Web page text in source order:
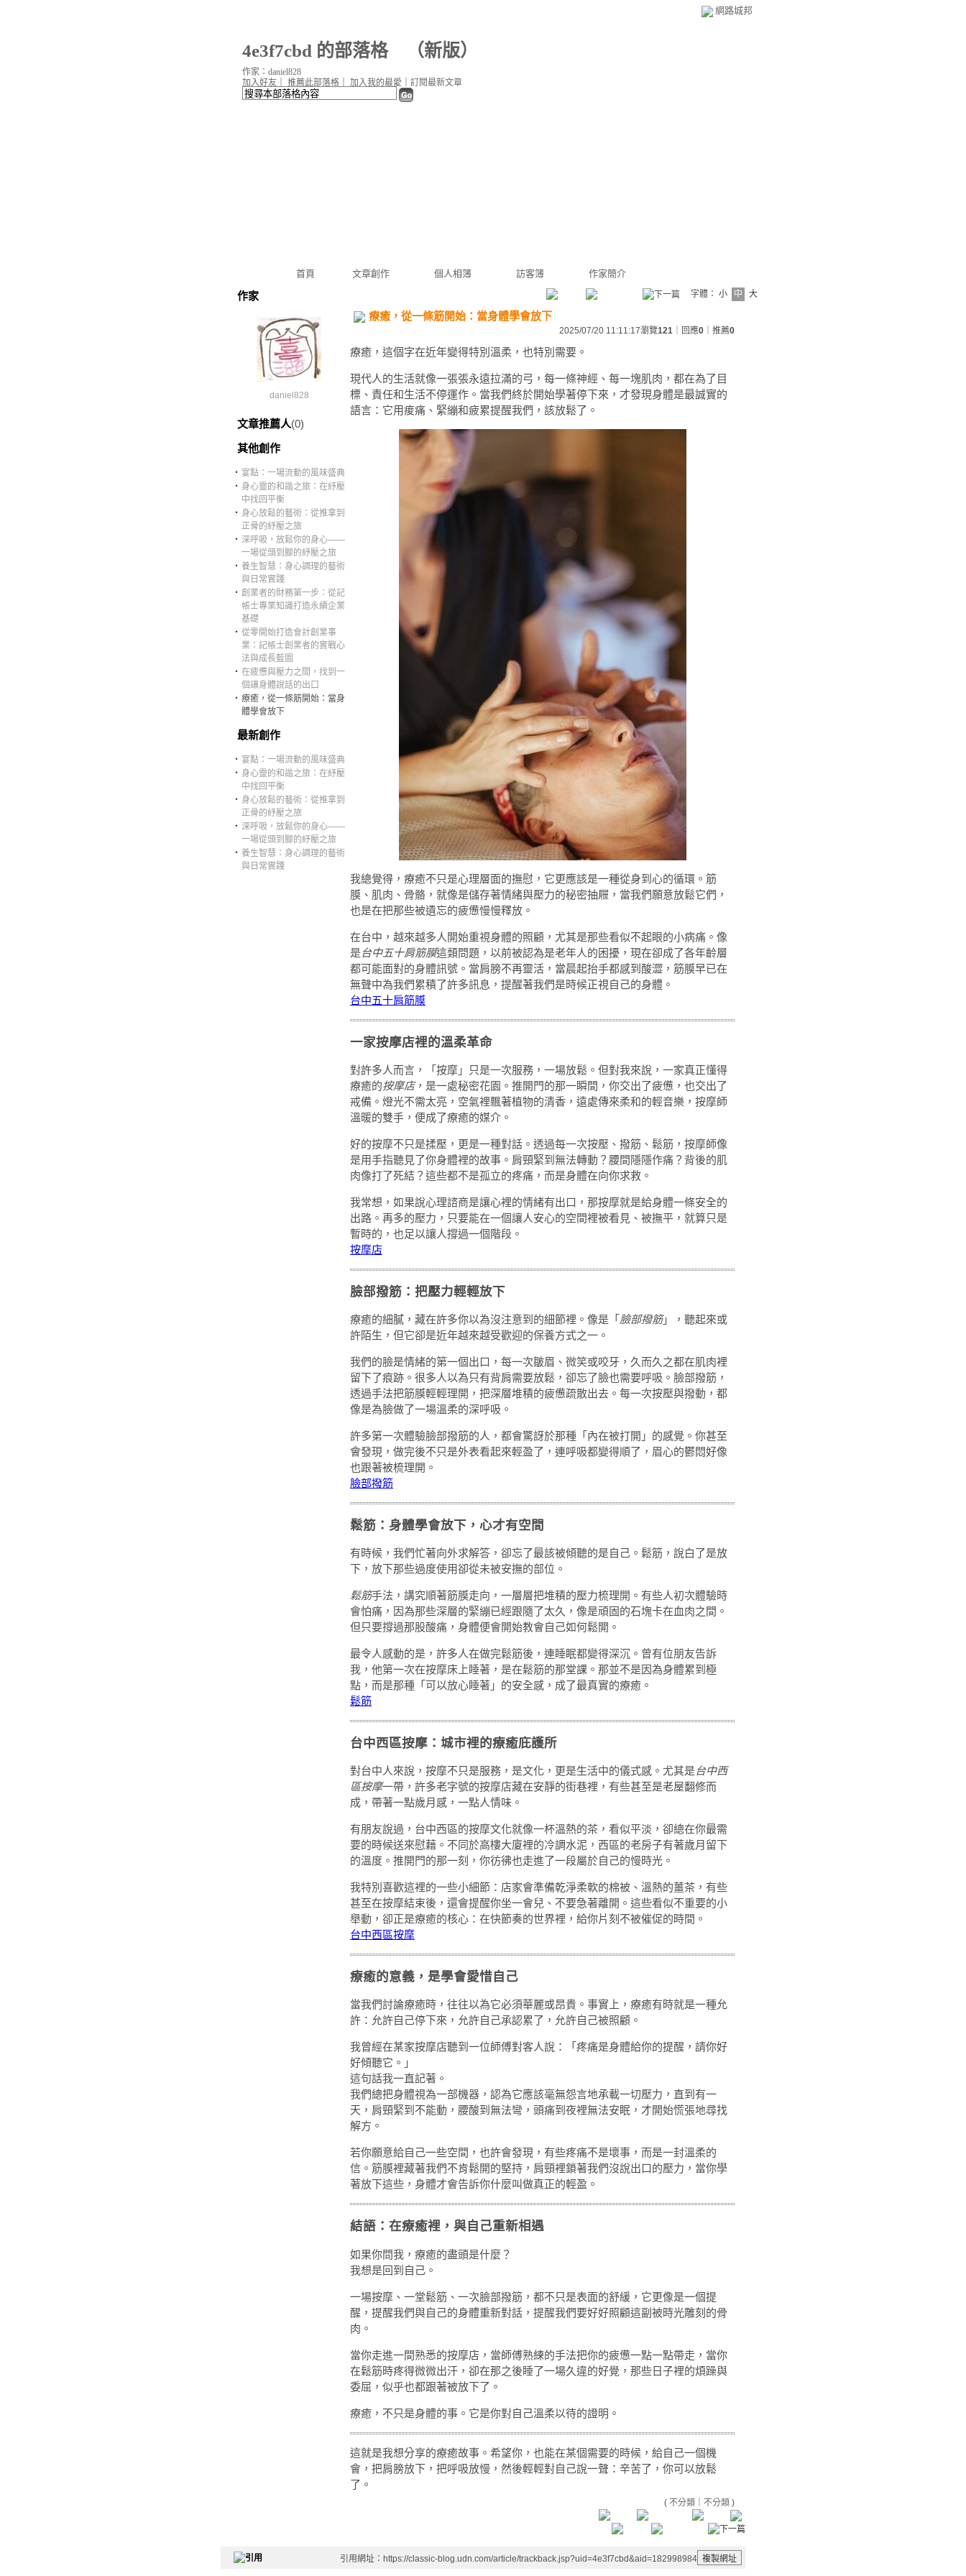
網路城邦
4e3f7cbd 的部落格（新版）
首頁 文章創作 個人相簿 訪客簿 作家簡介
加入好友 推薦此部落格 加入我的最愛 訂閱最新文章
作家：daniel828
作家
daniel828
文章推薦人(0)
其他創作
‧ 宴點：一場流動的風味盛典
‧ 身心靈的和諧之旅：在紓壓
中找回平衡
‧ 身心放鬆的藝術：從推拿到
正骨的紓壓之旅
‧ 深呼吸，放鬆你的身心——
一場從頭到腳的紓壓之旅
‧ 養生智慧：身心調理的藝術
與日常實踐
‧ 創業者的財務第一步：從記
帳士專業知識打造永續企業
基礎
‧ 從零開始打造會計創業事
業：記帳士創業者的實戰心
法與成長藍圖
‧ 在疲憊與壓力之間，找到一
個讓身體說話的出口
‧ 療癒，從一條筋開始：當身
體學會放下
最新創作
‧ 宴點：一場流動的風味盛典
‧ 身心靈的和諧之旅：在紓壓
中找回平衡
‧ 身心放鬆的藝術：從推拿到
正骨的紓壓之旅
‧ 深呼吸，放鬆你的身心——
一場從頭到腳的紓壓之旅
‧ 養生智慧：身心調理的藝術
與日常實踐
字體： 小 中 大
療癒，從一條筋開始：當身體學會放下
2025/07/20 11:11:17瀏覽121 ｜回應0 ｜推薦0
療癒，這個字在近年變得特別溫柔，也特別需要。
現代人的生活就像一張張永遠拉滿的弓，每一條神經、每一塊肌肉，都在為了目
標、責任和生活不停運作。當我們終於開始學著停下來，才發現身體是最誠實的
語言：它用痠痛、緊繃和疲累提醒我們，該放鬆了。
我總覺得，療癒不只是心理層面的撫慰，它更應該是一種從身到心的循環。筋
膜、肌肉、骨骼，就像是儲存著情緒與壓力的秘密抽屜，當我們願意放鬆它們，
也是在把那些被遺忘的疲憊慢慢釋放。
在台中，越來越多人開始重視身體的照顧，尤其是那些看似不起眼的小病痛。像
是台中五十肩筋膜這類問題，以前被認為是老年人的困擾，現在卻成了各年齡層
都可能面對的身體訊號。當肩膀不再靈活，當晨起抬手都感到酸澀，筋膜早已在
無聲中為我們累積了許多訊息，提醒著我們是時候正視自己的身體。
台中五十肩筋膜
一家按摩店裡的溫柔革命
對許多人而言，「按摩」只是一次服務，一場放鬆。但對我來說，一家真正懂得
療癒的按摩店，是一處秘密花園。推開門的那一瞬間，你交出了疲憊，也交出了
戒備。燈光不需太亮，空氣裡飄著植物的清香，遠處傳來柔和的輕音樂，按摩師
溫暖的雙手，便成了療癒的媒介。
好的按摩不只是揉壓，更是一種對話。透過每一次按壓、撥筋、鬆筋，按摩師像
是用手指聽見了你身體裡的故事。肩頸緊到無法轉動？腰間隱隱作痛？背後的肌
肉像打了死結？這些都不是孤立的疼痛，而是身體在向你求救。
我常想，如果說心理諮商是讓心裡的情緒有出口，那按摩就是給身體一條安全的
出路。再多的壓力，只要能在一個讓人安心的空間裡被看見、被撫平，就算只是
暫時的，也足以讓人撐過一個階段。
按摩店
臉部撥筋：把壓力輕輕放下
療癒的細膩，藏在許多你以為沒注意到的細節裡。像是「 臉部撥筋」，聽起來或
許陌生，但它卻是近年越來越受歡迎的保養方式之一。
我們的臉是情緒的第一個出口，每一次皺眉、微笑或咬牙，久而久之都在肌肉裡
留下了痕跡。很多人以為只有背肩需要放鬆，卻忘了臉也需要呼吸。臉部撥筋，
透過手法把筋膜輕輕理開，把深層堆積的疲憊疏散出去。每一次按壓與撥動，都
像是為臉做了一場溫柔的深呼吸。
許多第一次體驗臉部撥筋的人，都會驚訝於那種「內在被打開」的感覺。你甚至
會發現，做完後不只是外表看起來輕盈了，連呼吸都變得順了，眉心的鬱悶好像
也跟著被梳理開。
臉部撥筋
鬆筋：身體學會放下，心才有空間
有時候，我們忙著向外求解答，卻忘了最該被傾聽的是自己。鬆筋，說白了是放
下，放下那些過度使用卻從未被安撫的部位。
鬆筋手法，講究順著筋膜走向，一層層把堆積的壓力梳理開。有些人初次體驗時
會怕痛，因為那些深層的緊繃已經跟隨了太久，像是頑固的石塊卡在血肉之間。
但只要撐過那股酸痛，身體便會開始教會自己如何鬆開。
最令人感動的是，許多人在做完鬆筋後，連睡眠都變得深沉。曾有位朋友告訴
我，他第一次在按摩床上睡著，是在鬆筋的那堂課。那並不是因為身體累到極
點，而是那種「可以放心睡著」的安全感，成了最真實的療癒。
鬆筋
台中西區按摩：城市裡的療癒庇護所
對台中人來說，按摩不只是服務，是文化，更是生活中的儀式感。尤其是台中西
區按摩一帶，許多老字號的按摩店藏在安靜的街巷裡，有些甚至是老屋翻修而
成，帶著一點歲月感，一點人情味。
有朋友說過，台中西區的按摩文化就像一杯溫熱的茶，看似平淡，卻總在你最需
要的時候送來慰藉。不同於高樓大廈裡的冷調水泥，西區的老房子有著歲月留下
的溫度。推開門的那一刻，你彷彿也走進了一段屬於自己的慢時光。
我特別喜歡這裡的一些小細節：店家會準備乾淨柔軟的棉被、溫熱的薑茶，有些
甚至在按摩結束後，還會提醒你坐一會兒、不要急著離開。這些看似不重要的小
舉動，卻正是療癒的核心：在快節奏的世界裡，給你片刻不被催促的時間。
台中西區按摩
療癒的意義，是學會愛惜自己
當我們討論療癒時，往往以為它必須華麗或昂貴。事實上，療癒有時就是一種允
許：允許自己停下來，允許自己承認累了，允許自己被照顧。
我曾經在某家按摩店聽到一位師傅對客人說：「疼痛是身體給你的提醒，請你好
好傾聽它。」
這句話我一直記著。
我們總把身體視為一部機器，認為它應該毫無怨言地承載一切壓力，直到有一
天，肩頸緊到不能動，腰酸到無法彎，頭痛到夜裡無法安眠，才開始慌張地尋找
解方。
若你願意給自己一些空間，也許會發現，有些疼痛不是壞事，而是一封溫柔的
信。筋膜裡藏著我們不肯鬆開的堅持，肩頸裡鎖著我們沒說出口的壓力，當你學
著放下這些，身體才會告訴你什麼叫做真正的輕盈。
結語：在療癒裡，與自己重新相遇
如果你問我，療癒的盡頭是什麼？
我想是回到自己。
一場按摩、一堂鬆筋、一次臉部撥筋，都不只是表面的舒緩，它更像是一個提
醒，提醒我們與自己的身體重新對話，提醒我們要好好照顧這副被時光雕刻的骨
肉。
當你走進一間熟悉的按摩店，當師傅熟練的手法把你的疲憊一點一點帶走，當你
在鬆筋時疼得微微出汗，卻在那之後睡了一場久違的好覺，那些日子裡的煩躁與
委屈，似乎也都跟著被放下了。
療癒，不只是身體的事。它是你對自己溫柔以待的證明。
這就是我想分享的療癒故事。希望你，也能在某個需要的時候，給自己一個機
會，把肩膀放下，把呼吸放慢，然後輕輕對自己說一聲：辛苦了，你可以放鬆
了。
( 不分類 不分類 )
引用網址：https://classic-blog.udn.com/article/trackback.jsp?uid=4e3f7cbd&aid=182998984